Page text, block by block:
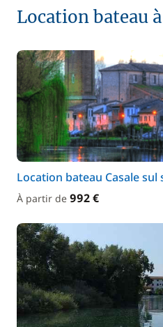
Location bateau
Location bateau Casale sul
À partir de 992 €